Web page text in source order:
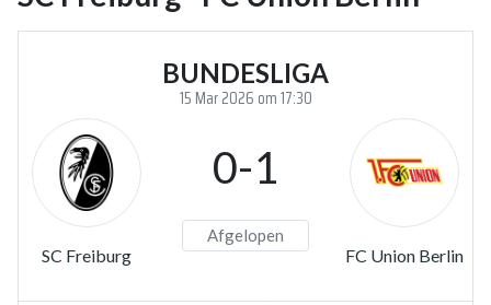
BUNDESLIGA
15 Mar 2026 om 17:30
SC Freiburg
0-1
Afgelopen
FC Union Berlin